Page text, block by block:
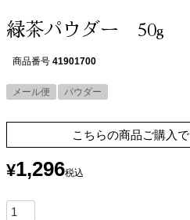
緑茶パウダー 50g
商品番号 41901700
メール便 パウダー
こちらの商品ご購入で
¥1,296税込